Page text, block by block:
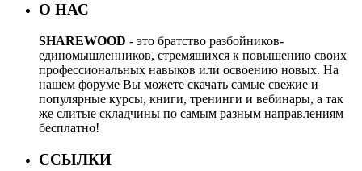
О НАС
SHAREWOOD - это братство разбойников-
единомышленников, стремящихся к повышению своих
профессиональных навыков или освоению новых. На
нашем форуме Вы можете скачать самые свежие и
популярные курсы, книги, тренинги и вебинары, а так
же слитые складчины по самым разным направлениям
бесплатно!
ССЫЛКИ